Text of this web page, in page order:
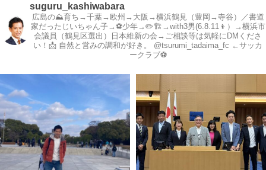
suguru_kashiwabara
広島の⛰育ち→千葉→欧州→大阪→横浜鶴見（豊岡→寺谷）／書道
家だったじいちゃん子→⚽️少年→✏️🏗→with3男(6.8.11👦）→横浜市
会議員（鶴見区選出）日本維新の会→ご相談等は気軽にDMくださ
い！📩 自然と営みの調和が好き。
@tsurumi_tadaima_fc ←サッカ
ークラブ⚽️